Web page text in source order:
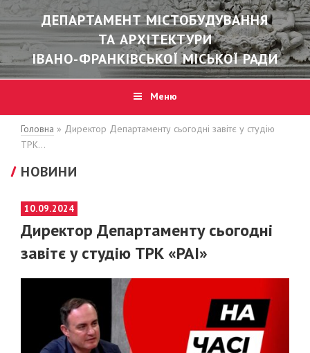
ДЕПАРТАМЕНТ МІСТОБУДУВАННЯ
ТА АРХІТЕКТУРИ
ІВАНО-ФРАНКІВСЬКОЇ МІСЬКОЇ РАДИ
Меню
Головна » Директор Департаменту сьогодні завітє у студію
ТРК…
НОВИНИ
POSTED
ON
10.09.2024
Директор Департаменту сьогодні
завітє у студію ТРК «РАІ»